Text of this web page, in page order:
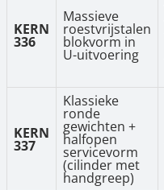
KERN
336
Massieve
roestvrijstalen
blokvorm in
U-uitvoering
KERN
337
Klassieke
ronde
gewichten +
halfopen
servicevorm
(cilinder met
handgreep)